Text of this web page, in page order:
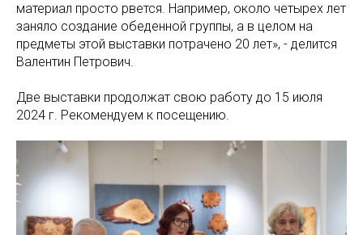
материал просто рвется. Например, около четырех лет
заняло создание обеденной группы, а в целом на
предметы этой выставки потрачено 20 лет», - делится
Валентин Петрович.
Две выставки продолжат свою работу до 15 июля
2024 г. Рекомендуем к посещению.